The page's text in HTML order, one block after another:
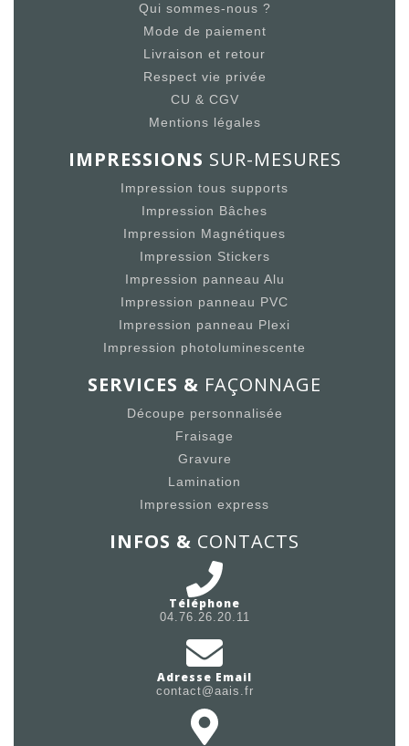
Qui sommes-nous ?
Mode de paiement
Livraison et retour
Respect vie privée
CU & CGV
Mentions légales
IMPRESSIONS SUR-MESURES
Impression tous supports
Impression Bâches
Impression Magnétiques
Impression Stickers
Impression panneau Alu
Impression panneau PVC
Impression panneau Plexi
Impression photoluminescente
SERVICES & FAÇONNAGE
Découpe personnalisée
Fraisage
Gravure
Lamination
Impression express
INFOS & CONTACTS
Téléphone
04.76.26.20.11
Adresse Email
contact@aais.fr